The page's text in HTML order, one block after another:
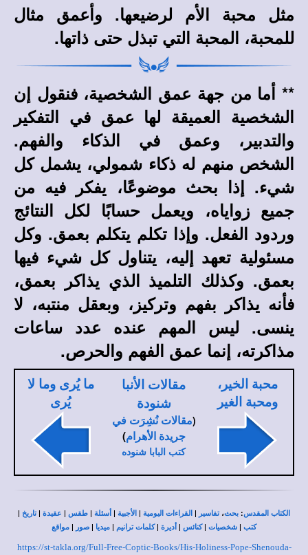
مثل محبة الأم لرضيعها. وأعمق مثال
للمحبة، المحبة التي تبذل حتى ذاتها.
** أما من جهة عمق الشخصية، فنقول إن
الشخصية العميقة لها عمق في التفكير
والتدبير، وعمق في الذكاء والفهم.
الشخص منهم له ذكاء شمولي، يشمل كل
شيء. إذا بحث موضوعًا، يفكر فيه من
جميع زواياه، ويعمل حسابًا لكل النتائج
وردود الفعل. وإذا تكلم يتكلم بعمق. وكل
مسئولية تعهد إليه، يتناول كل شيء فيها
بعمق. وكذلك التلميذ الذي يذاكر بعمق،
فأنه يذاكر بفهم وتركيز، وبعقل منتبه، لا
ينسى. ليس المهم عنده عدد ساعات
مذاكرته، إنما عمق الفهم والحرص.
محبة الخير،
ومحبة الغير
مقالات الأنبا
شنودة
(مقالات نُشِرَت في
جريدة الأهرام)
كتب البابا شنوده
ما يُرى وما لا
يُرى
الكتاب المقدس: بحث،تفاسير | القراءات اليومية | الأجبية | أسئلة | طقس | عقيدة |تاريخ |
كتب | شخصيات |كنائس | أديرة |كلمات ترانيم | ميديا | صور | مواقع
https://st-takla.org/Full-Free-Coptic-Books/His-Holiness-Pope-Shenouda-